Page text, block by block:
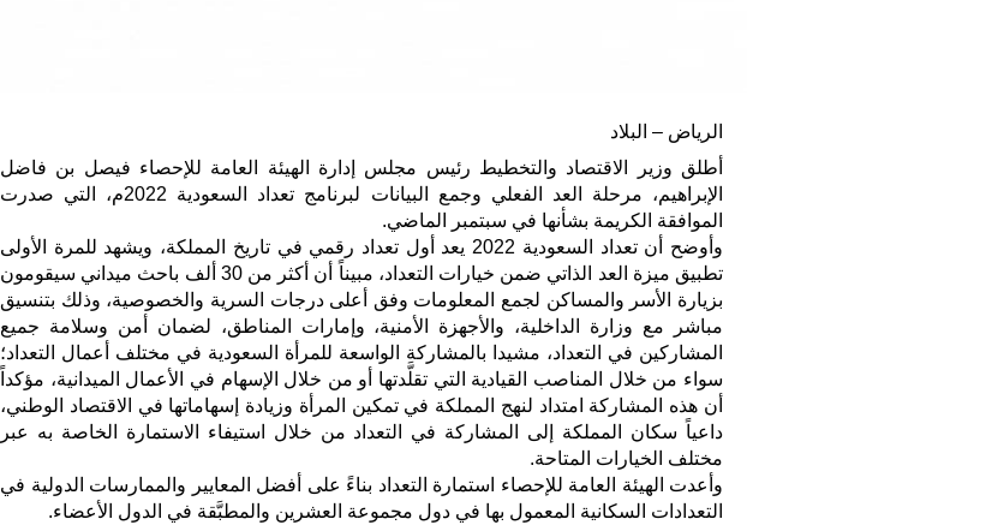
الرياض – البلاد
أطلق وزير الاقتصاد والتخطيط رئيس مجلس إدارة الهيئة العامة للإحصاء فيصل بن فاضل
الإبراهيم، مرحلة العد الفعلي وجمع البيانات لبرنامج تعداد السعودية 2022م، التي صدرت
الموافقة الكريمة بشأنها في سبتمبر الماضي.
وأوضح أن تعداد السعودية 2022 يعد أول تعداد رقمي في تاريخ المملكة، ويشهد للمرة الأولى
تطبيق ميزة العد الذاتي ضمن خيارات التعداد، مبيناً أن أكثر من 30 ألف باحث ميداني سيقومون
بزيارة الأسر والمساكن لجمع المعلومات وفق أعلى درجات السرية والخصوصية، وذلك بتنسيق
مباشر مع وزارة الداخلية، والأجهزة الأمنية، وإمارات المناطق، لضمان أمن وسلامة جميع
المشاركين في التعداد، مشيدا بالمشاركة الواسعة للمرأة السعودية في مختلف أعمال التعداد؛
سواء من خلال المناصب القيادية التي تقلَّدتها أو من خلال الإسهام في الأعمال الميدانية، مؤكداً
أن هذه المشاركة امتداد لنهج المملكة في تمكين المرأة وزيادة إسهاماتها في الاقتصاد الوطني،
داعياً سكان المملكة إلى المشاركة في التعداد من خلال استيفاء الاستمارة الخاصة به عبر
مختلف الخيارات المتاحة.
وأعدت الهيئة العامة للإحصاء استمارة التعداد بناءً على أفضل المعايير والممارسات الدولية في
التعدادات السكانية المعمول بها في دول مجموعة العشرين والمطبَّقة في الدول الأعضاء.